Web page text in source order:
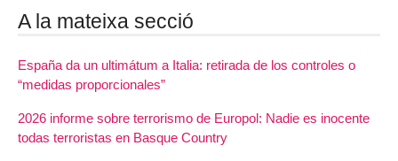
A la mateixa secció
España da un ultimátum a Italia: retirada de los controles o
“medidas proporcionales”
2026 informe sobre terrorismo de Europol: Nadie es inocente
todas terroristas en Basque Country